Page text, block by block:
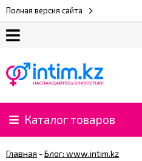
Полная версия сайта
нас
Доставка
и
Каталог товаров
Главная -Блог: www.intim.kz